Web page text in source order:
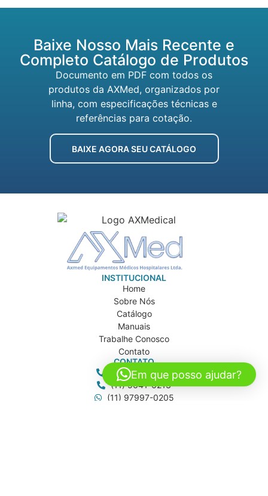
Baixe Nosso Mais Recente e
Completo Catálogo de Produtos
Documento em PDF com todos os
produtos da AXMed, organizados por
linha, com especificações técnicas e
referências para cotação.
BAIXE AGORA SEU CATÁLOGO
INSTITUCIONAL
Home
Sobre Nós
Catálogo
Manuais
Trabalhe Conosco
Contato
CONTATO
(11) 5642-0302
(11) 5641-6213
(11) 97997-0205
Em que posso ajudar?